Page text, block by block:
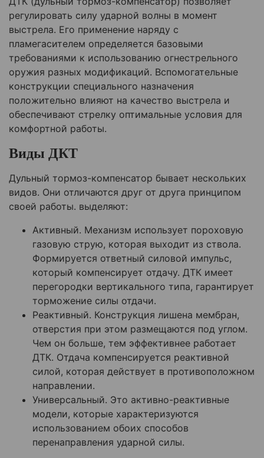
регулировать силу ударной волны в момент
выстрела. Его применение наряду с
пламегасителем определяется базовыми
требованиями к использованию огнестрельного
оружия разных модификаций. Вспомогательные
конструкции специального назначения
положительно влияют на качество выстрела и
обеспечивают стрелку оптимальные условия для
комфортной работы.
Виды ДКТ
Дульный тормоз-компенсатор бывает нескольких
видов. Они отличаются друг от друга принципом
своей работы. выделяют:
Активный. Механизм использует пороховую
газовую струю, которая выходит из ствола.
Формируется ответный силовой импульс,
который компенсирует отдачу. ДТК имеет
перегородки вертикального типа, гарантирует
торможение силы отдачи.
Реактивный. Конструкция лишена мембран,
отверстия при этом размещаются под углом.
Чем он больше, тем эффективнее работает
ДТК. Отдача компенсируется реактивной
силой, которая действует в противоположном
направлении.
Универсальный. Это активно-реактивные
модели, которые характеризуются
использованием обоих способов
перенаправления ударной силы.